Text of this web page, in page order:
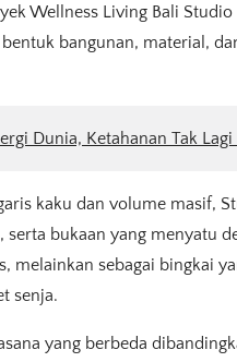
Wellness Living Bali
bangunan, material,
Dunia, Ketahanan Tak
kaku dan volume masif,
bukaan yang menyatu
melainkan sebagai bingkai
senja.
yang berbeda